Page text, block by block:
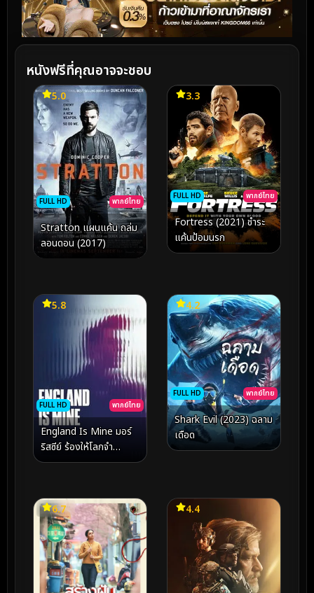
หนังฟรีที่คุณอาจจะชอบ
FULL HD พากย์ไทย
5.0
Stratton แผนแค้น ถล่ม
ลอนดอน (2017)
FULL HD พากย์ไทย
3.3
Fortress (2021) ชำระ
แค้นป้อมนรก
FULL HD พากย์ไทย
5.8
England Is Mine มอร์
ริสซีย์ ร้องให้โลกจำ
(2017)
FULL HD พากย์ไทย
4.2
Shark Evil (2023) ฉลาม
เดือด
6.7 4.4